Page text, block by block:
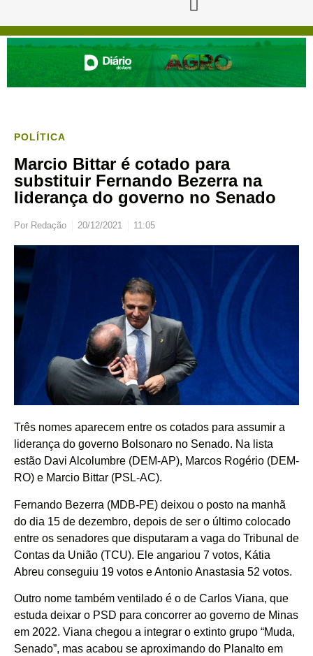
POLÍTICA
Marcio Bittar é cotado para
substituir Fernando Bezerra na
liderança do governo no Senado
Por Redação 20/12/2021 11:05
Três nomes aparecem entre os cotados para assumir a
liderança do governo Bolsonaro no Senado. Na lista
estão Davi Alcolumbre (DEM-AP), Marcos Rogério (DEM-
RO) e Marcio Bittar (PSL-AC).
Fernando Bezerra (MDB-PE) deixou o posto na manhã
do dia 15 de dezembro, depois de ser o último colocado
entre os senadores que disputaram a vaga do Tribunal de
Contas da União (TCU). Ele angariou 7 votos, Kátia
Abreu conseguiu 19 votos e Antonio Anastasia 52 votos.
Outro nome também ventilado é o de Carlos Viana, que
estuda deixar o PSD para concorrer ao governo de Minas
em 2022. Viana chegou a integrar o extinto grupo “Muda,
Senado”, mas acabou se aproximando do Planalto em